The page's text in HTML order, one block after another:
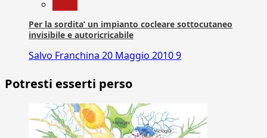
Per la sordita’ un impianto cocleare sottocutaneo
invisibile e autoricricabile
Salvo Franchina 20 Maggio 20109
Potresti esserti perso